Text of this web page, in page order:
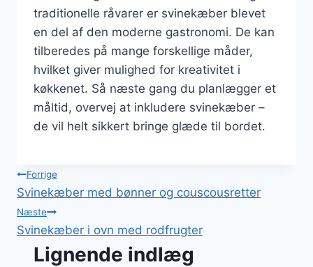
traditionelle råvarer er svinekæber blevet
en del af den moderne gastronomi. De kan
tilberedes på mange forskellige måder,
hvilket giver mulighed for kreativitet i
køkkenet. Så næste gang du planlægger et
måltid, overvej at inkludere svinekæber –
de vil helt sikkert bringe glæde til bordet.
Indlægsnavigation
Forrige
Svinekæber med bønner og couscousretter
Næste
Svinekæber i ovn med rodfrugter
Lignende indlæg